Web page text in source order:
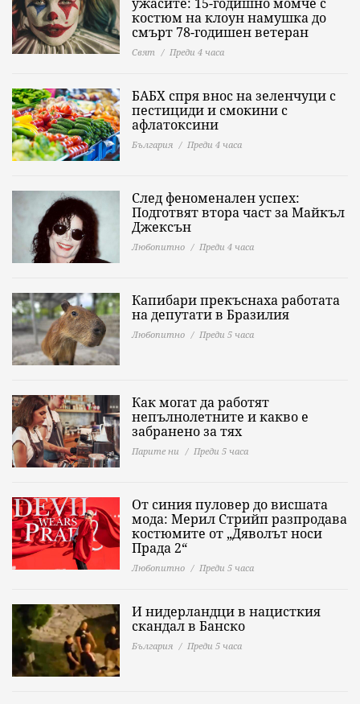
костюм на клоун намушка до
смърт 78-годишен ветеран
Свят Преди 4 часа
БАБХ спря внос на зеленчуци с
пестициди и смокини с
афлатоксини
България Преди 4 часа
След феноменален успех:
Подготвят втора част за Майкъл
Джексън
Любопитно Преди 4 часа
Капибари прекъснаха работата
на депутати в Бразилия
Любопитно Преди 5 часа
Как могат да работят
непълнолетните и какво е
забранено за тях
Парите ни Преди 5 часа
От синия пуловер до висшата
мода: Мерил Стрийп разпродава
костюмите от „Дяволът носи
Прада 2“
Любопитно Преди 5 часа
И нидерландци в нацисткия
скандал в Банско
България Преди 5 часа